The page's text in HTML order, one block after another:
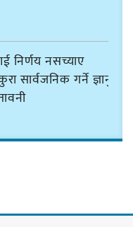
निर्णय नसच्याए
सार्वजनिक गर्ने ज्ञानु